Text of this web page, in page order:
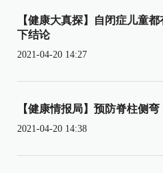
【健康大真探】自闭症儿童
下结论
2021-04-20 14:27
【健康情报局】预防脊柱侧弯
2021-04-20 14:38